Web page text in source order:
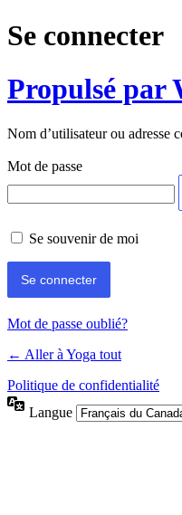
Se connecter
Propulsé par
Nom d’utilisateur ou adresse
Mot de passe
Se souvenir de moi
Mot de passe oublié?
← Aller à Yoga tout
Politique de confidentialité
Langue